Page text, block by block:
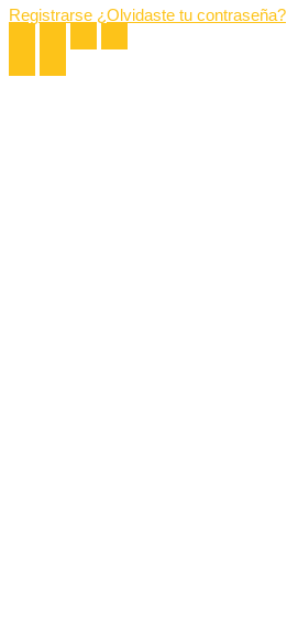
Registrarse ¿Olvidaste tu contraseña?